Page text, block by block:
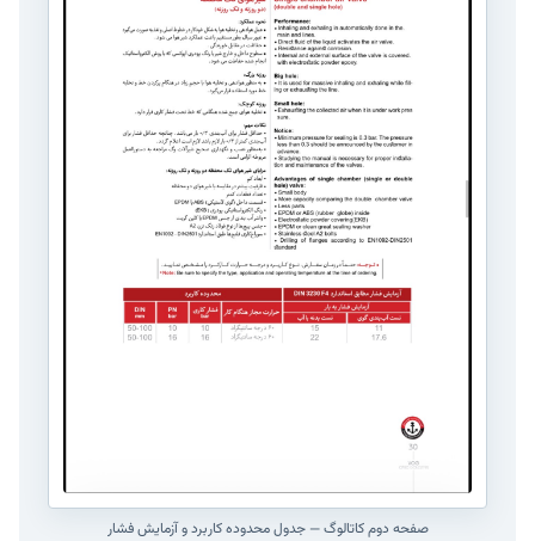
صفحه دوم کاتالوگ — جدول محدوده کاربرد و آزمایش فشار